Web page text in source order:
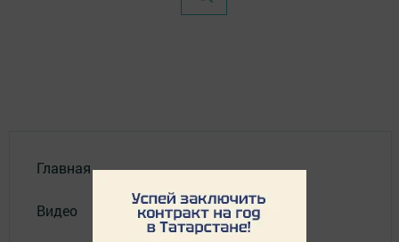
Главная
Видео